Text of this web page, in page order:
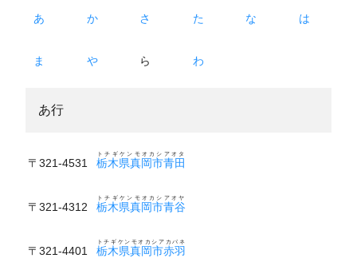
あ か さ た な は
ま や ら わ
あ行
〒321-4531 栃木県真岡市青田
トチギケンモオカシアオタ
〒321-4312 栃木県真岡市青谷
トチギケンモオカシアオヤ
〒321-4401 栃木県真岡市赤羽
トチギケンモオカシアカバネ